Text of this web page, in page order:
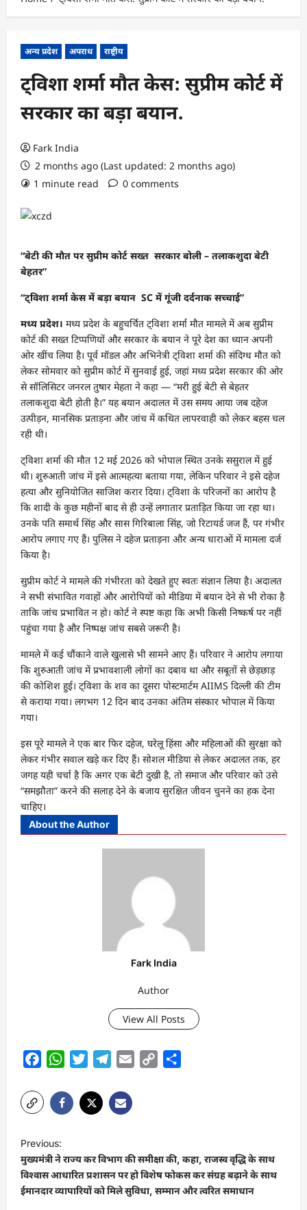
अन्य प्रदेश अपराध राष्ट्रीय
ट्विशा शर्मा मौत केस: सुप्रीम कोर्ट में
सरकार का बड़ा बयान.
Fark India
2 months ago (Last updated: 2 months ago)
1 minute read
0 comments
“बेटी की मौत पर सुप्रीम कोर्ट सख्त सरकार बोली – तलाकशुदा बेटी
बेहतर”
“ट्विशा शर्मा केस में बड़ा बयान SC में गूंजी दर्दनाक सच्चाई”
मध्य प्रदेश। मध्य प्रदेश के बहुचर्चित ट्विशा शर्मा मौत मामले में अब सुप्रीम
कोर्ट की सख्त टिप्पणियों और सरकार के बयान ने पूरे देश का ध्यान अपनी
ओर खींच लिया है। पूर्व मॉडल और अभिनेत्री ट्विशा शर्मा की संदिग्ध मौत को
लेकर सोमवार को सुप्रीम कोर्ट में सुनवाई हुई, जहां मध्य प्रदेश सरकार की ओर
से सॉलिसिटर जनरल तुषार मेहता ने कहा — “मरी हुई बेटी से बेहतर
तलाकशुदा बेटी होती है।” यह बयान अदालत में उस समय आया जब दहेज
उत्पीड़न, मानसिक प्रताड़ना और जांच में कथित लापरवाही को लेकर बहस चल
रही थी।
ट्विशा शर्मा की मौत 12 मई 2026 को भोपाल स्थित उनके ससुराल में हुई
थी। शुरुआती जांच में इसे आत्महत्या बताया गया, लेकिन परिवार ने इसे दहेज
हत्या और सुनियोजित साजिश करार दिया। ट्विशा के परिजनों का आरोप है
कि शादी के कुछ महीनों बाद से ही उन्हें लगातार प्रताड़ित किया जा रहा था।
उनके पति समार्थ सिंह और सास गिरिबाला सिंह, जो रिटायर्ड जज हैं, पर गंभीर
आरोप लगाए गए हैं। पुलिस ने दहेज प्रताड़ना और अन्य धाराओं में मामला दर्ज
किया है।
सुप्रीम कोर्ट ने मामले की गंभीरता को देखते हुए स्वतः संज्ञान लिया है। अदालत
ने सभी संभावित गवाहों और आरोपियों को मीडिया में बयान देने से भी रोका है
ताकि जांच प्रभावित न हो। कोर्ट ने स्पष्ट कहा कि अभी किसी निष्कर्ष पर नहीं
पहुंचा गया है और निष्पक्ष जांच सबसे जरूरी है।
मामले में कई चौंकाने वाले खुलासे भी सामने आए हैं। परिवार ने आरोप लगाया
कि शुरुआती जांच में प्रभावशाली लोगों का दबाव था और सबूतों से छेड़छाड़
की कोशिश हुई। ट्विशा के शव का दूसरा पोस्टमार्टम AIIMS दिल्ली की टीम
से कराया गया। लगभग 12 दिन बाद उनका अंतिम संस्कार भोपाल में किया
गया।
इस पूरे मामले ने एक बार फिर दहेज, घरेलू हिंसा और महिलाओं की सुरक्षा को
लेकर गंभीर सवाल खड़े कर दिए हैं। सोशल मीडिया से लेकर अदालत तक, हर
जगह यही चर्चा है कि अगर एक बेटी दुखी है, तो समाज और परिवार को उसे
“समझौता” करने की सलाह देने के बजाय सुरक्षित जीवन चुनने का हक देना
चाहिए।
About the Author
Fark India
Author
View All Posts
FacebookWhatsAppTwitterTelegram
Email
Copy
P
o
s
t
Previous:
मुख्यमंत्री ने राज्य कर विभाग की समीक्षा की, कहा, राजस्व वृद्धि के साथ
विश्वास आधारित प्रशासन पर हो विशेष फोकस कर संग्रह बढ़ाने के साथ
ईमानदार व्यापारियों को मिले सुविधा, सम्मान और त्वरित समाधान